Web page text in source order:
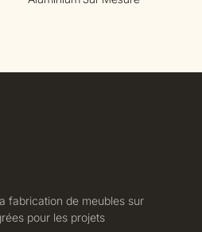
fabrication de meubles sur
pour les projets